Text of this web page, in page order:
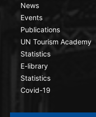
News
Events
Publications
UN Tourism Academy
Statistics
E-library
Statistics
Covid-19